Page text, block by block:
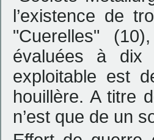
l’existence de
"Cuerelles"
évaluées à dix
exploitable est
houillère. A titre
n’est que de un